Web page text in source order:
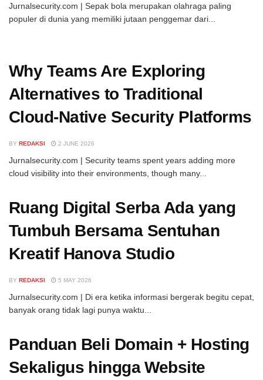
Jurnalsecurity.com | Sepak bola merupakan olahraga paling
populer di dunia yang memiliki jutaan penggemar dari...
Why Teams Are Exploring
Alternatives to Traditional
Cloud-Native Security Platforms
BY REDAKSI 2 JUNE 2026
Jurnalsecurity.com | Security teams spent years adding more
cloud visibility into their environments, though many...
Ruang Digital Serba Ada yang
Tumbuh Bersama Sentuhan
Kreatif Hanova Studio
BY REDAKSI 5 MAY 2026
Jurnalsecurity.com | Di era ketika informasi bergerak begitu cepat,
banyak orang tidak lagi punya waktu...
Panduan Beli Domain + Hosting
Sekaligus hingga Website